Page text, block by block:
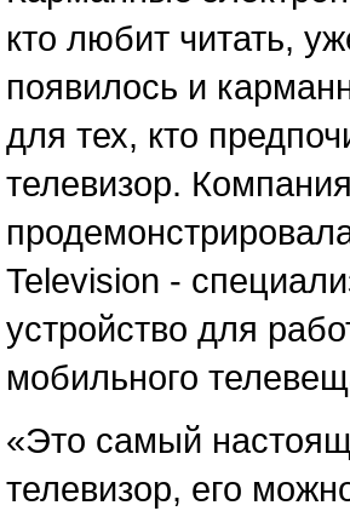
кто любит читать,
появилось и
для тех, кто
телевизор.
Television -
устройство для
мобильного
«Это самый
телевизор, его